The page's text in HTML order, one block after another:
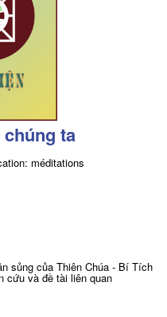
ta
méditations
sủng của Thiên Chúa - Bí Tích
cứu và đề tài liên quan